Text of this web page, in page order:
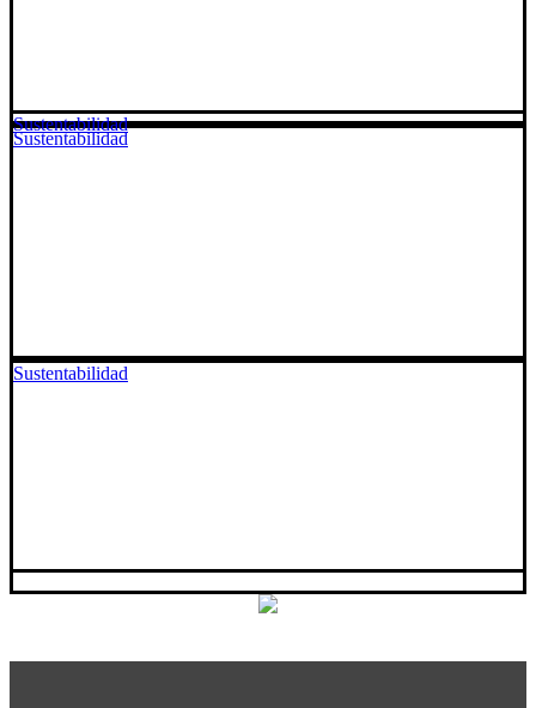
Sustentabilidad
Sustentabilidad
Sustentabilidad